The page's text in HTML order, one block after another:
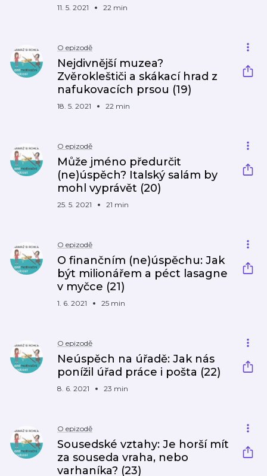
11. 5. 2021 22 min
O epizodě
Nejdivnější muzea?
Zvěrokleštiči a skákací hrad z
nafukovacích prsou (19)
18. 5. 2021 22 min
O epizodě
Může jméno předurčit
(ne)úspěch? Italský salám by
mohl vyprávět (20)
25. 5. 2021 21 min
O epizodě
O finančním (ne)úspěchu: Jak
být milionářem a péct lasagne
v myčce (21)
1. 6. 2021 25 min
O epizodě
Neúspěch na úřadě: Jak nás
ponížil úřad práce i pošta (22)
8. 6. 2021 23 min
O epizodě
Sousedské vztahy: Je horší mít
za souseda vraha, nebo
varhaníka? (23)